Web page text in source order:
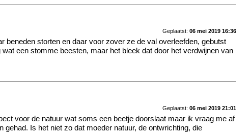
Geplaatst: 06 mei 2019 16:36
beneden storten en daar voor zover ze de val overleefden, gebutst
een stomme beesten, maar het bleek dat door het verdwijnen van
Geplaatst: 06 mei 2019 21:01
voor de natuur wat soms een beetje doorslaat maar ik vraag me af
Is het niet zo dat moeder natuur, de ontwrichting, die